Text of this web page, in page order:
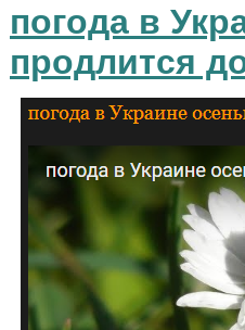
погода в
продлится